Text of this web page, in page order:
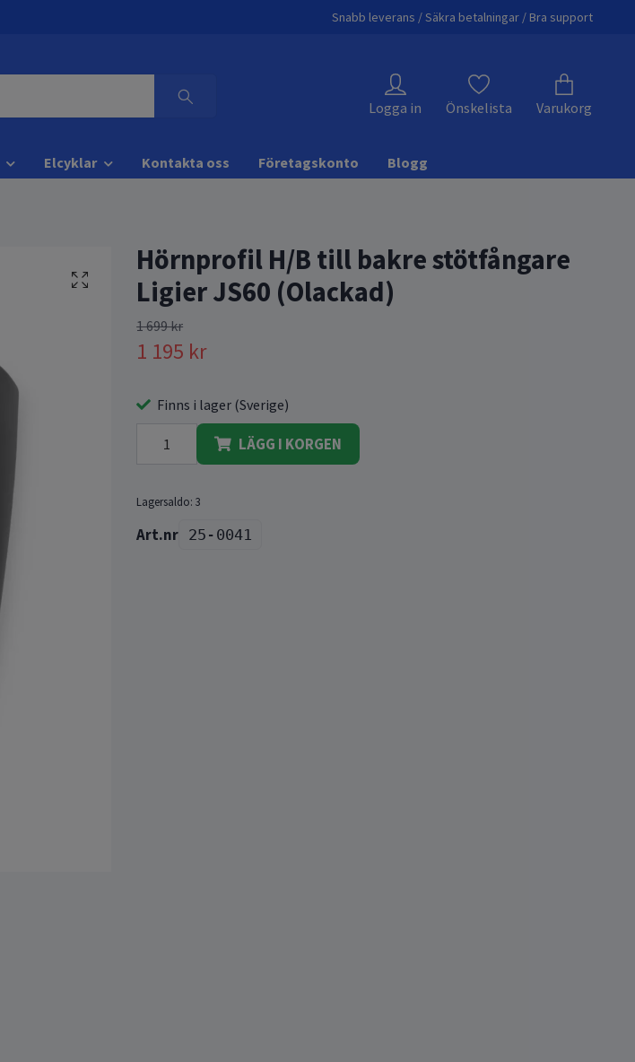
Snabb leverans / Säkra betalningar / Bra support
Logga in Önskelista Varukorg
Elcyklar Kontakta oss Företagskonto Blogg
Hörnprofil H/B till bakre stötfångare
Ligier JS60 (Olackad)
1 699 kr
1 195 kr
Finns i lager (Sverige)
LÄGG I KORGEN
Lagersaldo: 3
25-0041